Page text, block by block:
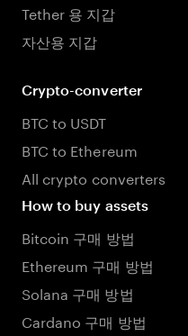
Tether 용 지갑
자산용 지갑
Crypto-converter
BTC to USDT
BTC to Ethereum
All crypto converters
How to buy assets
Bitcoin 구매 방법
Ethereum 구매 방법
Solana 구매 방법
Cardano 구매 방법